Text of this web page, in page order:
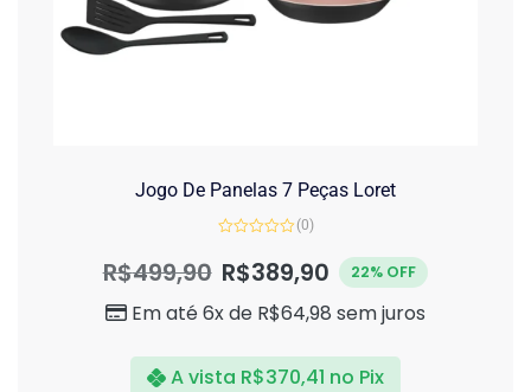
Jogo De Panelas 7 Peças Loret
de
(0)
R$499,90 R$389,90 22% OFF
Em até 6x de R$64,98 sem juros
A vista R$370,41 no Pix